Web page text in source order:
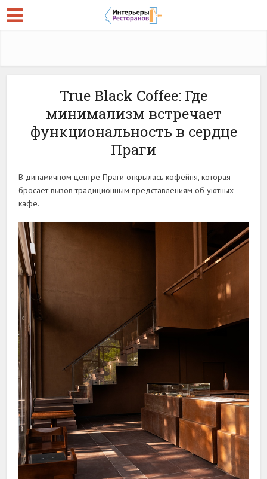
True Black Coffee: Где
минимализм встречает
функциональность в сердце
Праги
В динамичном центре Праги открылась кофейня, которая
бросает вызов традиционным представлениям об уютных
кафе.